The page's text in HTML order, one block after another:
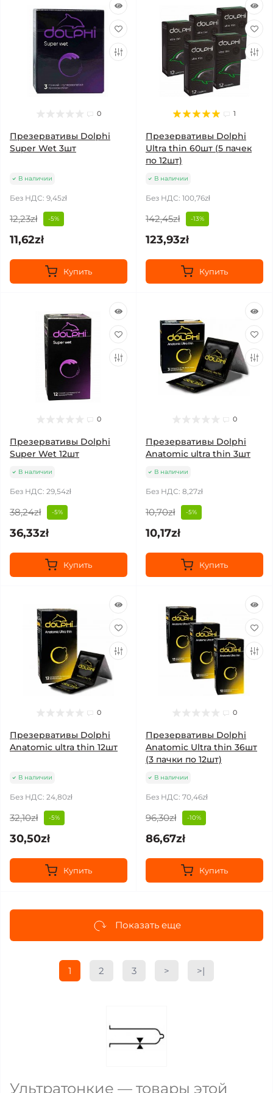
0
Презервативы Dolphi
Super Wet 3шт
В наличии
Без НДС: 9,45zł
12,23zł -5%
11,62zł
Купить
1
Презервативы Dolphi
Ultra thin 60шт (5 пачек
по 12шт)
В наличии
Без НДС: 100,76zł
142,45zł -13%
123,93zł
Купить
0
Презервативы Dolphi
Super Wet 12шт
В наличии
Без НДС: 29,54zł
38,24zł -5%
36,33zł
Купить
0
Презервативы Dolphi
Anatomic ultra thin 3шт
В наличии
Без НДС: 8,27zł
10,70zł -5%
10,17zł
Купить
0
Презервативы Dolphi
Anatomic ultra thin 12шт
В наличии
Без НДС: 24,80zł
32,10zł -5%
30,50zł
Купить
0
Презервативы Dolphi
Anatomic Ultra thin 36шт
(3 пачки по 12шт)
В наличии
Без НДС: 70,46zł
96,30zł -10%
86,67zł
Купить
Показать еще
1 2 3 > >|
Ультратонкие — товары этой